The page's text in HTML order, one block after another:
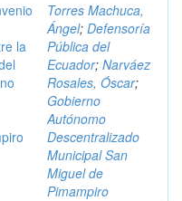
la
Torres Machuca,
Ángel; Defensoría
Pública del
Ecuador; Narváez
Rosales, Óscar;
Gobierno
Autónomo
Descentralizado
Municipal San
Miguel de
Pimampiro